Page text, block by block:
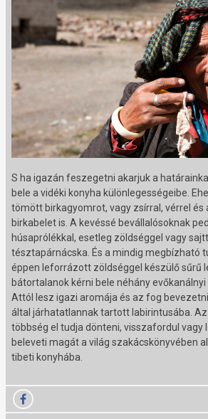
S ha igazán feszegetni akarjuk a
bele a vidéki konyha különlegességeibe.
tömött birkagyomrot, vagy zsírral, vérrel
birkabelet is. A kevéssé bevállalósoknak
húsaprólékkal, esetleg zöldséggel vagy
tésztapárnácska. És a mindig megbízható
éppen leforrázott zöldséggel készülő sűrű
bátortalanok kérni bele néhány
Attól lesz igazi aromája és az fog
által járhatatlannak tartott labirintusába.
többség el tudja dönteni, visszafordul vagy
beleveti magát a világ szakácskönyvében
tibeti konyhába.